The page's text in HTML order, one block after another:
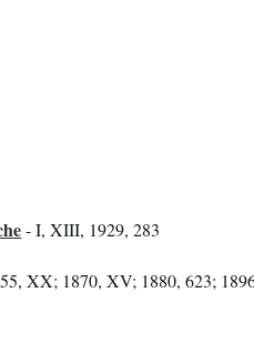
- I, XIII, 1929, 283
XX; 1870, XV; 1880, 623;